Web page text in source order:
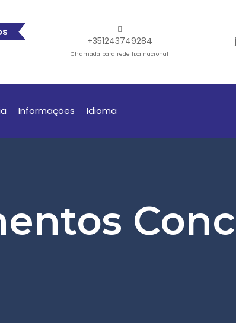
+351243749284
Chamada para rede fixa nacional
Informações Idioma